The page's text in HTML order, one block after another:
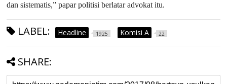
dan sistematis,” papar politisi berlatar advokat itu.
LABEL: Headline 1925 Komisi A 22
SHARE: